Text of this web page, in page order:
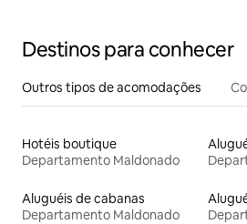
Destinos para conhecer
Outros tipos de acomodações
Hotéis boutique
Departamento Maldonado
Aluguéis de cabanas
Departamento Maldonado